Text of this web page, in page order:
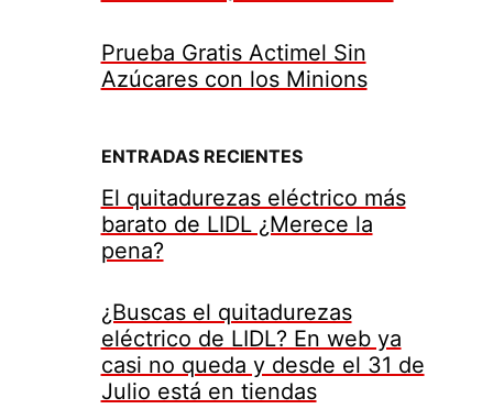
Prueba Gratis Actimel Sin
Azúcares con los Minions
ENTRADAS RECIENTES
El quitadurezas eléctrico más
barato de LIDL ¿Merece la
pena?
¿Buscas el quitadurezas
eléctrico de LIDL? En web ya
casi no queda y desde el 31 de
Julio está en tiendas